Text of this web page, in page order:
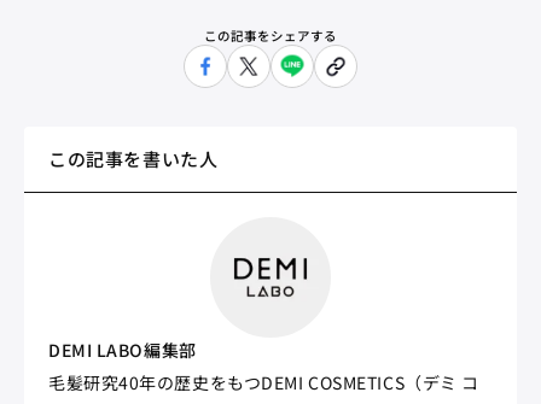
この記事をシェアする
この記事を書いた人
DEMI LABO編集部
毛髪研究40年の歴史をもつDEMI COSMETICS（デミ コ